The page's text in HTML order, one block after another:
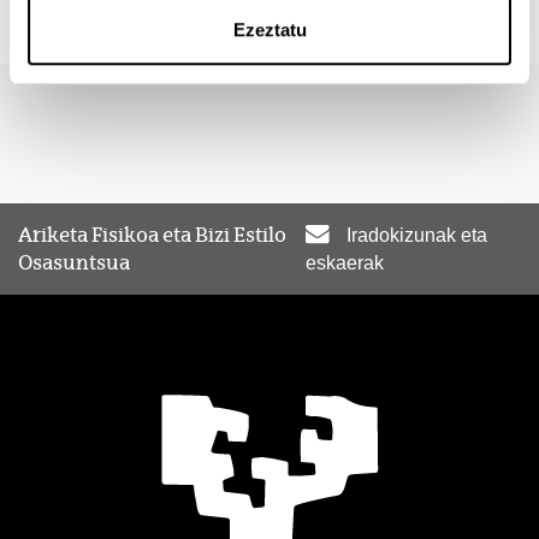
Ezeztatu
Ariketa Fisikoa eta Bizi Estilo
Osasuntsua
Iradokizunak eta
eskaerak